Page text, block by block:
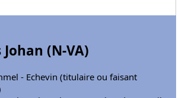
(N-VA)
- Echevin (titulaire ou faisant